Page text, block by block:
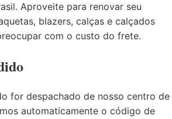
Aproveite para renovar seu
blazers, calças e calçados
com o custo do frete.
for despachado de nosso centro de
automaticamente o código de